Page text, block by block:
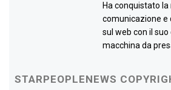
Ha conquistato
comunicazione e
sul web con il
macchina da
STARPEOPLENEWS